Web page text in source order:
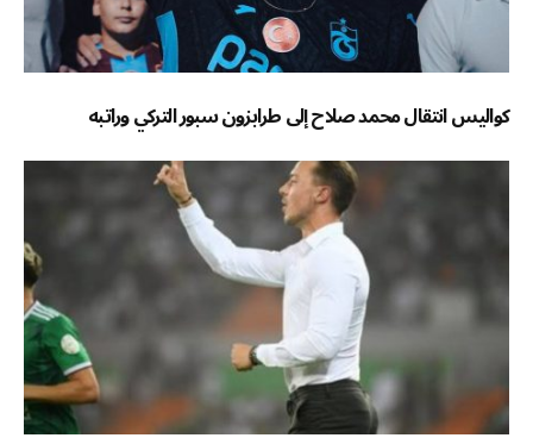
كواليس انتقال محمد صلاح إلى طرابزون سبور التركي وراتبه